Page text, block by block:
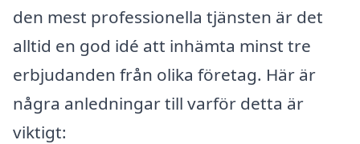
den mest professionella tjänsten är det
alltid en god idé att inhämta minst tre
erbjudanden från olika företag. Här är
några anledningar till varför detta är
viktigt: